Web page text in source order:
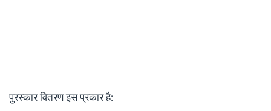
पुरस्कार वितरण इस प्रकार है: